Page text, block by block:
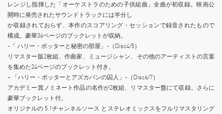
レンジし指揮した「オーケストラのための子供組曲」全曲が初収録。映画公
開時に発売されたサウンドトラックには半分し
か収録されておらず、本作のスコアリング・セッションで録音されたもので
構成。豪華36ページのブックレットが収納。
-「 ハリー・ポッターと秘密の部屋」-（Disc4/5）
リマスター版2枚組、作曲家、ミュージシャン、その他のアーティストの言葉
を集めた24ページのブックレット付き。
– 「ハリー・ポッターとアズカバンの囚人」-（Disc6/7）
アカデミー賞ノミネート作品の名作が2枚組、リマスター盤にて収録。さらに
豪華ブックレット付。
オリジナルの 5.1チャンネルソース とステレオミックスをフルリマスタリング